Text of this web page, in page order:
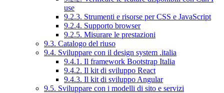
use
9.2.3. Strumenti e risorse per CSS e JavaScript
9.2.4. Supporto browser
9.2.5. Misurare le prestazioni
9.3. Catalogo del riuso
9.4. Sviluppare con il design system .italia
9.4.1. Il framework Bootstrap Italia
9.4.2. Il kit di sviluppo React
9.4.3. Il kit di sviluppo Angular
9.5. Sviluppare con i modelli di sito e servizi